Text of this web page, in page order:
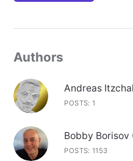
Authors
Andreas
POSTS: 1
Bobby Borisov
POSTS: 1153